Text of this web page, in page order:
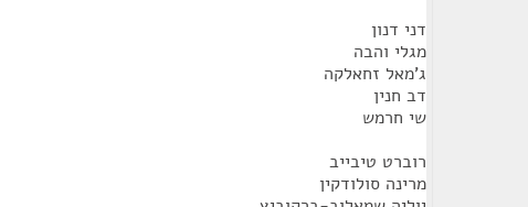
דני דנון
מגלי והבה
ג'מאל זחאלקה
דב חנין
שי חרמש
רוברט טיבייב
מרינה סולודקין